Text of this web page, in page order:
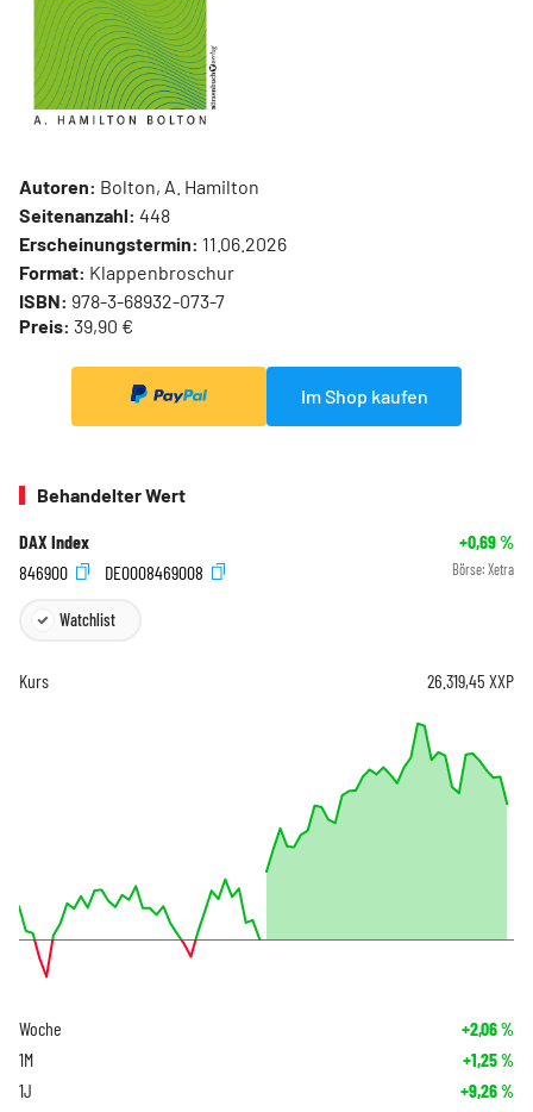
Autoren: Bolton, A. Hamilton
Seitenanzahl: 448
Erscheinungstermin: 11.06.2026
Format: Klappenbroschur
ISBN: 978-3-68932-073-7
Preis: 39,90 €
Im Shop kaufen
Behandelter Wert
DAX Index +0,69%
846900
DE0008469008 Börse: Xetra
Watchlist
Kurs 26.319,45 XXP
Woche +2,06%
1M +1,25%
1J +9,26%